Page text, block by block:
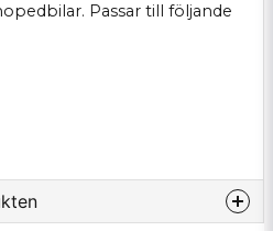
Passar till följande